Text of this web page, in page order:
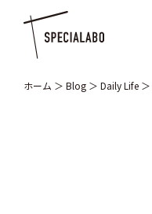
ホーム ＞ Blog ＞ Daily Life ＞